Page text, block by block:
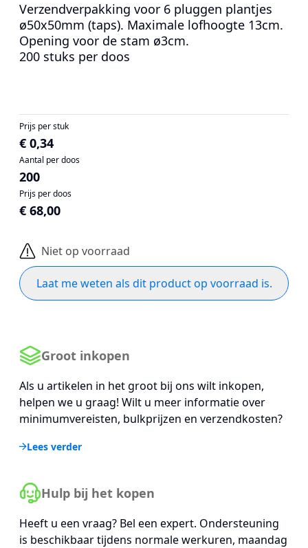
Verzendverpakking voor 6 pluggen plantjes
ø50x50mm (taps). Maximale lofhoogte 13cm.
Opening voor de stam ø3cm.
200 stuks per doos
Prijs per stuk
€ 0,34
Aantal per doos
200
Prijs per doos
€ 68,00
Niet op voorraad
Laat me weten als dit product op voorraad is.
Groot inkopen
Als u artikelen in het groot bij ons wilt inkopen,
helpen we u graag! Wilt u meer informatie over
minimumvereisten, bulkprijzen en verzendkosten?
Lees verder
Hulp bij het kopen
Heeft u een vraag? Bel een expert. Ondersteuning
is beschikbaar tijdens normale werkuren, maandag